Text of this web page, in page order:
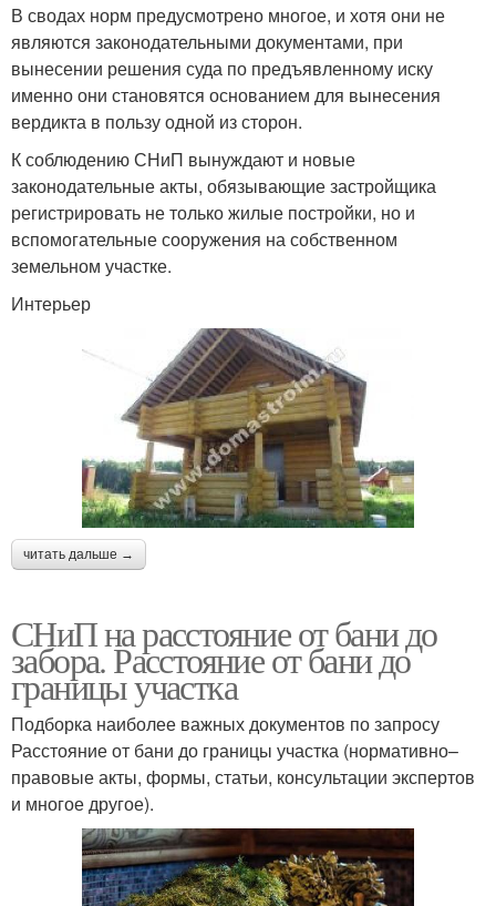
В сводах норм предусмотрено многое, и хотя они не
являются законодательными документами, при
вынесении решения суда по предъявленному иску
именно они становятся основанием для вынесения
вердикта в пользу одной из сторон.
К соблюдению СНиП вынуждают и новые
законодательные акты, обязывающие застройщика
регистрировать не только жилые постройки, но и
вспомогательные сооружения на собственном
земельном участке.
Интерьер
читать дальше →
СНиП на расстояние от бани до
забора. Расстояние от бани до
границы участка
Подборка наиболее важных документов по запросу
Расстояние от бани до границы участка (нормативно–
правовые акты, формы, статьи, консультации экспертов
и многое другое).